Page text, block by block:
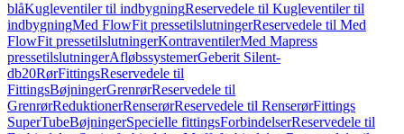
blåKugleventiler til indbygningReservedele til Kugleventiler til
indbygningMed FlowFit pressetilslutningerReservedele til Med
FlowFit pressetilslutningerKontraventilerMed Mapress
pressetilslutningerAfløbssystemerGeberit Silent-
db20RørFittingsReservedele til
FittingsBøjningerGrenrørReservedele til
GrenrørReduktionerRenserørReservedele til RenserørFittings
SuperTubeBøjningerSpecielle fittingsForbindelserReservedele til